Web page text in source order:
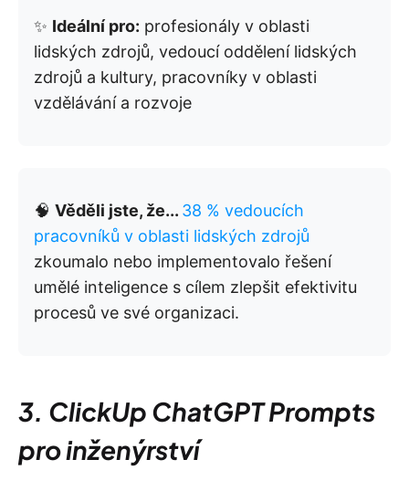
✨ Ideální pro: profesionály v oblasti
lidských zdrojů, vedoucí oddělení lidských
zdrojů a kultury, pracovníky v oblasti
vzdělávání a rozvoje
🧠 Věděli jste, že... 38 % vedoucích
pracovníků v oblasti lidských zdrojů
zkoumalo nebo implementovalo řešení
umělé inteligence s cílem zlepšit efektivitu
procesů ve své organizaci.
3. ClickUp ChatGPT Prompts
pro inženýrství